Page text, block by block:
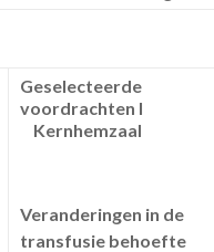
Geselecteerde
voordrachten I
Kernhemzaal
Veranderingen in de
transfusie behoefte